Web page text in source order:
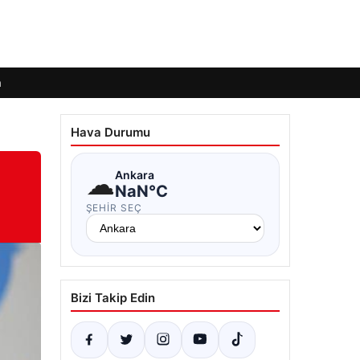
Hava Durumu
☁Ankara
NaN°C
ŞEHIR SEÇ
Bizi Takip Edin